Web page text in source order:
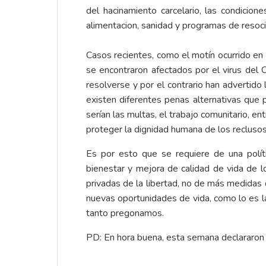
del hacinamiento carcelario, las
alimentacion, sanidad y programas de
Casos recientes, como el motín ocurrido
se encontraron afectados por el virus del
resolverse y por el contrario han
existen diferentes penas alternativas que
serían las multas, el trabajo comunitario,
proteger la dignidad humana de los
Es por esto que se requiere de una
bienestar y mejora de calidad de vida de
privadas de la libertad, no de más
nuevas oportunidades de vida, como lo es
tanto pregonamos.
PD: En hora buena, esta semana